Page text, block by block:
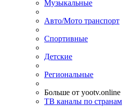
Музыкальные
Авто/Мото транспорт
Спортивные
Детские
Региональные
Больше от yootv.online
ТВ каналы по странам